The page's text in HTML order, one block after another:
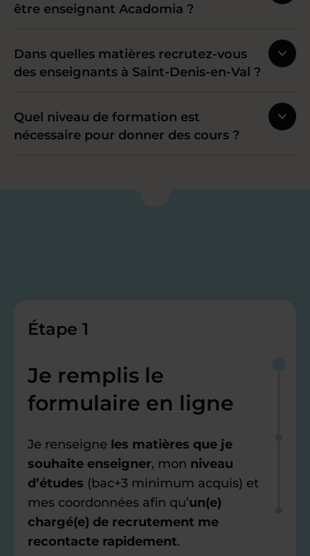
être enseignant Acadomia ?
Dans quelles matières recrutez-vous
des enseignants à Saint-Denis-en-Val ?
Quel niveau de formation est
nécessaire pour donner des cours ?
Étape 1
Je remplis le
formulaire en ligne
Je renseigne les matières que je
souhaite enseigner, mon niveau
d’études (bac+3 minimum acquis) et
mes coordonnées afin qu’un(e)
chargé(e) de recrutement me
recontacte rapidement.